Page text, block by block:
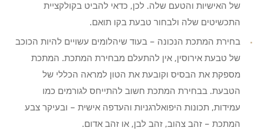
של האישיות והטעם שלה. לכן, כדאי להביט בקולקציית
התכשיטים שלה ולבחור טבעת בקו תואם.
בחירת המתכת הנכונה – בעוד שיהלומים עשויים להיות הכוכב
של טבעת אירוסין, אין להתעלם מבחירת המתכת. המתכת
מספקת את הבסיס וקובעת את הטון למראה הכללי של
הטבעת. בבחירת המתכת חשוב להתייחס לגורמים כמו
עמידות, תכונות היפואלרגניות והעדפה אישית – ובעיקר צבע
המתכת – זהב צהוב, זהב לבן, או זהב אדום.